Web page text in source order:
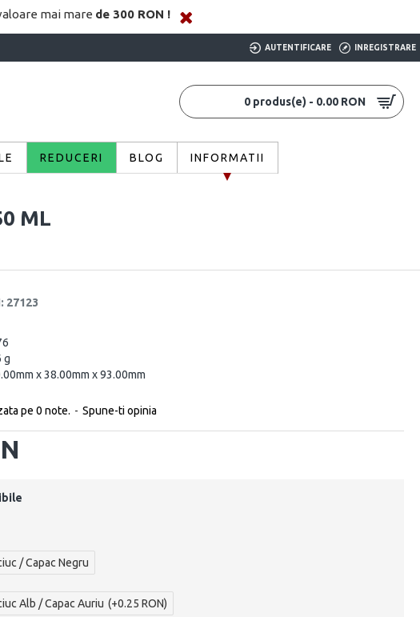
mai mare de 300 RON !
AUTENTIFICARE INREGISTRARE
0 produs(e) - 0.00 RON
REDUCERI BLOG INFORMATII
ML
g
x 38.00mm x 93.00mm
27123
pe 0 note. - Spune-ti opinia
/ Capac Negru
Alb / Capac Auriu (+0.25 RON)